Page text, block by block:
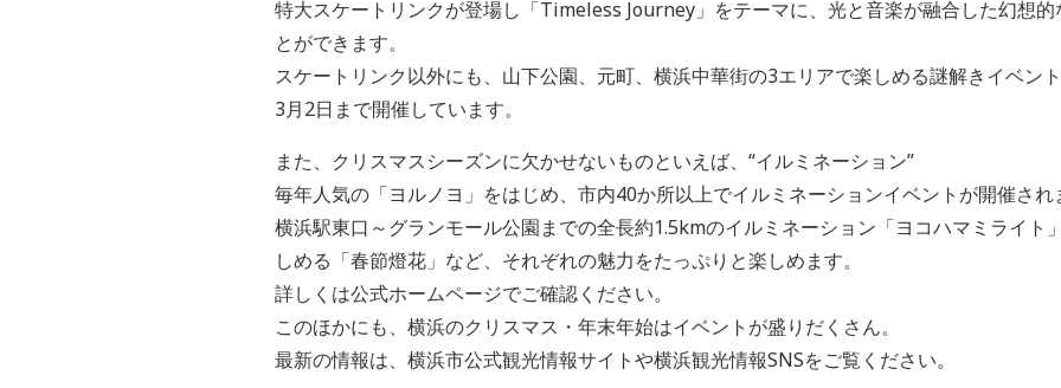
特大スケートリンクが登場し「Timeless Journey」をテーマに、光と音楽が融合した幻想的
とができます。
スケートリンク以外にも、山下公園、元町、横浜中華街の3エリアで楽しめる謎解きイベン
3月2日まで開催しています。
また、クリスマスシーズンに欠かせないものといえば、“イルミネーション”
毎年人気の「ヨルノヨ」をはじめ、市内40か所以上でイルミネーションイベントが開催され
横浜駅東口～グランモール公園までの全長約1.5kmのイルミネーション「ヨコハマミライト
しめる「春節燈花」など、それぞれの魅力をたっぷりと楽しめます。
詳しくは公式ホームページでご確認ください。
このほかにも、横浜のクリスマス・年末年始はイベントが盛りだくさん。
最新の情報は、横浜市公式観光情報サイトや横浜観光情報SNSをご覧ください。